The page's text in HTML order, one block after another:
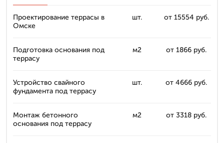
Проектирование террасы в
Омске
шт. от 15554 руб.
Подготовка основания под
террасу
м2 от 1866 руб.
Устройство свайного
фундамента под террасу
шт. от 4666 руб.
Монтаж бетонного
основания под террасу
м2 от 3318 руб.